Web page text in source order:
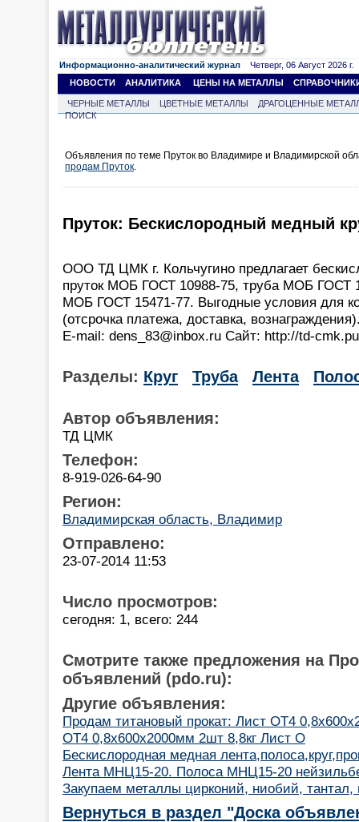
Информационно-аналитический журнал Четверг, 06 Август 2026 г.
НОВОСТИ
АНАЛИТИКА ЦЕНЫ НА МЕТАЛЛЫ
ЧЕРНЫЕ МЕТАЛЛЫ ЦВЕТНЫЕ МЕТАЛЛЫ
ДРАГОЦЕННЫЕ
ПОИСК
Объявления по теме Пруток во Владимире и Владимирской
продам Пруток.
Пруток: Бескислородный медный
ООО ТД ЦМК г. Кольчугино предлагает
пруток МОБ ГОСТ 10988-75, труба МОБ ГОСТ
МОБ ГОСТ 15471-77. Выгодные условия для
(отсрочка платежа, доставка,
Е-mail: dens_83@inbox.ru Сайт: http://td-
Разделы: Круг Труба Лента
Автор объявления:
ТД ЦМК
Телефон:
8-919-026-64-90
Регион:
Владимирская область, Владимир
Отправлено:
23-07-2014 11:53
Число просмотров:
сегодня: 1, всего: 244
Смотрите также предложения на
объявлений (pdo.ru):
Другие объявления:
Продам титановый прокат: Лист ОТ4
ОТ4 0,8х600х2000мм 2шт 8,8кг Лист О
Бескислородная медная
Лента МНЦ15-20. Полоса МНЦ15-20
Закупаем металлы цирконий, ниобий, тантал,
Вернуться в раздел "Доска